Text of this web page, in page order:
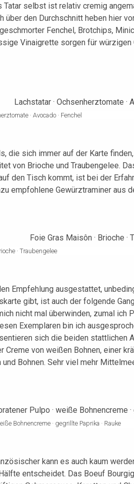
selbst ist relativ cremig
über den Durchschnitt heben hier
Fenchel, Brotchips,
Vinaigrette sorgen für würzigen
· Avocado · Fenchel
die sich immer auf der Karte
von Brioche und Traubengelee.
den Tisch kommt, ist bei der
empfohlene Gewürztraminer aus
· Traubengelee
Empfehlung ausgestattet,
gibt, ist auch der folgende
nicht mal überwinden, zumal ich
Exemplaren bin ich
sich die beiden stattlichen
Creme von weißen Bohnen, einer
und Bohnen. Sehr viel mehr
Bohnencreme · gegrillte Paprika · Rauke
kann es auch kaum
entscheidet. Das Boeuf